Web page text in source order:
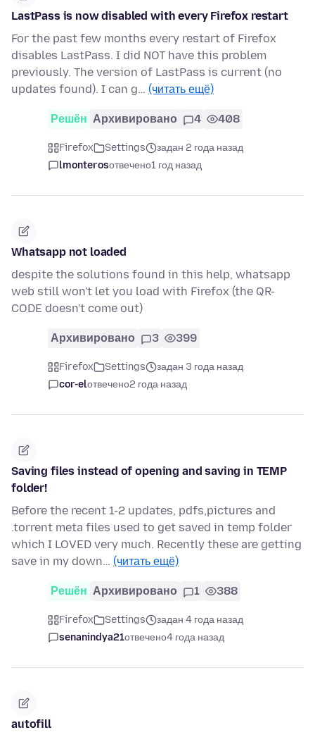
LastPass is now disabled with every Firefox restart
For the past few months every restart of Firefox
disables LastPass. I did NOT have this problem
previously. The version of LastPass is current (no
updates found). I can g… (читать ещё)
Решён Архивировано 4 408
Firefox Settings
задан 2 года назад
lmonterosотвечено1 год назад
Whatsapp not loaded
despite the solutions found in this help, whatsapp
web still won't let you load with Firefox (the QR-
CODE doesn't come out)
Архивировано 3 399
Firefox Settings
задан 3 года назад
cor-elотвечено2 года назад
Saving files instead of opening and saving in TEMP
folder!
Before the recent 1-2 updates, pdfs,pictures and
.torrent meta files used to get saved in temp folder
which I LOVED very much. Recently these are getting
save in my down… (читать ещё)
Решён Архивировано 1 388
Firefox Settings
задан 4 года назад
senanindya21отвечено4 года назад
autofill